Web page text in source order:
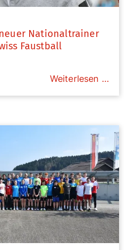
Nationaltrainer
Faustball
Weiterlesen …